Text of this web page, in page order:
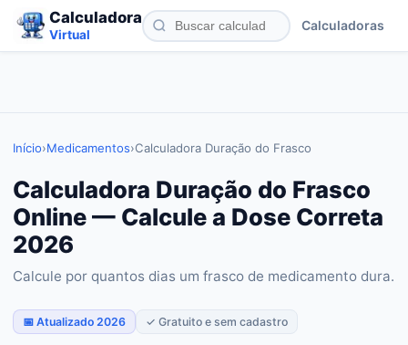
Calculadora
Virtual
Calculadoras
Início›Medicamentos›Calculadora Duração do Frasco
Calculadora Duração do Frasco
Online — Calcule a Dose Correta
2026
Calcule por quantos dias um frasco de medicamento dura.
📅 Atualizado 2026 ✓ Gratuito e sem cadastro